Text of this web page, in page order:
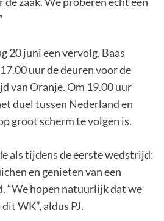
20 juni een vervolg. Baas
uur de deuren voor de
van Oranje. Om 19.00 uur
duel tussen Nederland en
groot scherm te volgen is.
als tijdens de eerste wedstrijd:
en genieten van een
“We hopen natuurlijk dat we
WK”, aldus PJ.